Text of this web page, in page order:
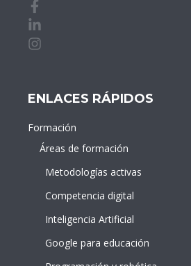
ENLACES RÁPIDOS
Formación
Áreas de formación
Metodologías activas
Competencia digital
Inteligencia Artificial
Google para educación